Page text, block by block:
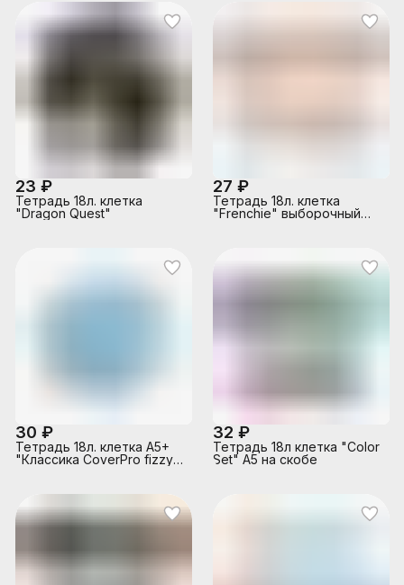
23 ₽
Тетрадь 18л. клетка
"Dragon Quest"
27 ₽
Тетрадь 18л. клетка
"Frenchie" выборочный
30 ₽
Тетрадь 18л. клетка А5+
"Классика CoverPrо fizzy"
32 ₽
Тетрадь 18л клетка "Color
Set" А5 на скобе